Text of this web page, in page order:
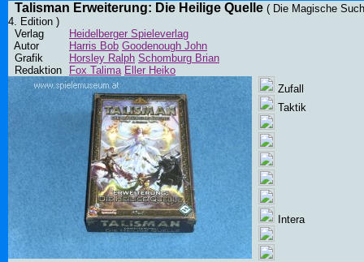
Talisman Erweiterung: Die Heilige Quelle ( Die Magische
4. Edition )
Verlag
Heidelberger Spieleverlag
Autor
Harris Bob Goodenough John
Grafik
Horsley Ralph Schomburg Brian
Redaktion
Fox Talima Eller Heiko
Zufall
Taktik
Intera